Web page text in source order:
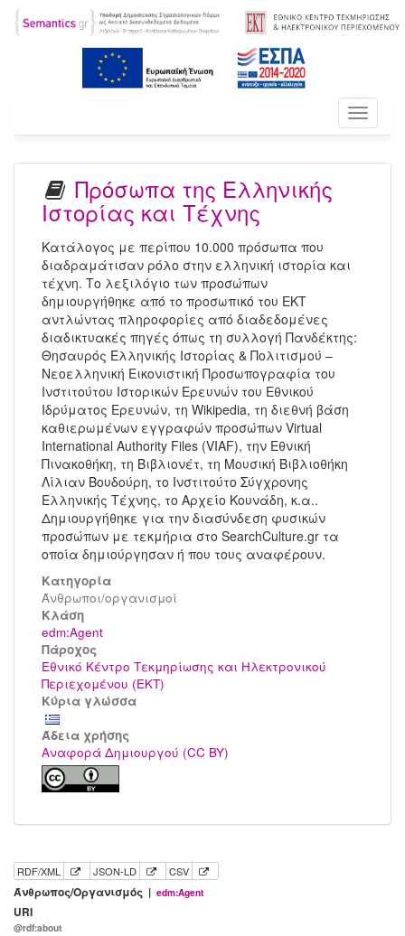
Toggle
Πρόσωπα της Ελληνικής
Ιστορίας και Τέχνης
Κατάλογος με περίπου 10.000 πρόσωπα που
διαδραμάτισαν ρόλο στην ελληνική ιστορία και
τέχνη. Το λεξιλόγιο των προσώπων
δημιουργήθηκε από το προσωπικό του ΕΚΤ
αντλώντας πληροφορίες από διαδεδομένες
διαδικτυακές πηγές όπως τη συλλογή Πανδέκτης:
Θησαυρός Ελληνικής Ιστορίας & Πολιτισμού –
Νεοελληνική Εικονιστική Προσωπογραφία του
Ινστιτούτου Ιστορικών Ερευνών του Εθνικού
Ιδρύματος Ερευνών, τη Wikipedia, τη διεθνή βάση
καθιερωμένων εγγραφών προσώπων Virtual
International Authority Files (VIAF), την Εθνική
Πινακοθήκη, τη Βιβλιονέτ, τη Μουσική Βιβλιοθήκη
Λίλιαν Βουδούρη, το Ινστιτούτο Σύγχρονης
Ελληνικής Τέχνης, το Αρχείο Κουνάδη, κ.α..
Δημιουργήθηκε για την διασύνδεση φυσικών
προσώπων με τεκμήρια στο SearchCulture.gr τα
οποία δημιούργησαν ή που τους αναφέρουν.
Κατηγορία
Άνθρωποι/οργανισμοί
Kλάση
edm:Agent
Πάροχος
Εθνικό Κέντρο Τεκμηρίωσης και Ηλεκτρονικού
Περιεχομένου (ΕΚΤ)
Κύρια γλώσσα
Άδεια χρήσης
Αναφορά Δημιουργού (CC BY)
RDF/XML JSON-LD CSV
Άνθρωπος/Οργανισμός | edm:Agent
URI
@rdf:about